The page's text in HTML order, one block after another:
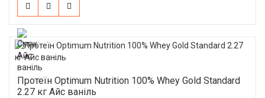
Протеїн Optimum Nutrition 100% Whey Gold Standard
2.27 кг Айс ваніль